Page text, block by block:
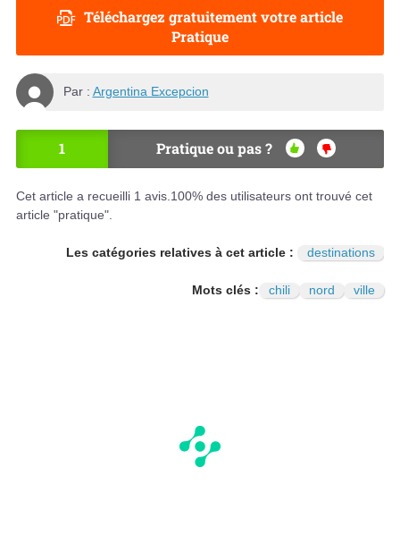
Téléchargez gratuitement votre article
Pratique
Par : Argentina Excepcion
1 Pratique ou pas ?
OU
NO
N
Cet article a recueilli 1 avis. 100% des utilisateurs ont trouvé cet
article "pratique".
Les catégories relatives à cet article : destinations
Mots clés : chili nord ville